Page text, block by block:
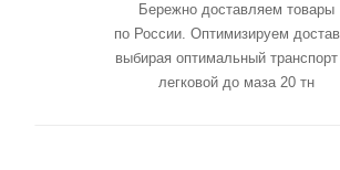
Бережно доставляем товары
по России. Оптимизируем
выбирая оптимальный транспорт
легковой до маза 20 тн